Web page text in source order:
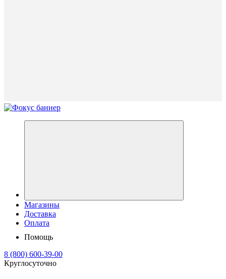
Магазины
Доставка
Оплата
Помощь
8 (800) 600-39-00
Круглосуточно